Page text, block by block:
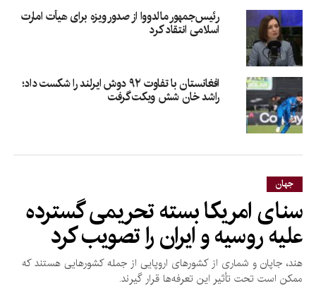
رئیس‌جمهور مالدووا از صدور ویزه برای هیأت امارت
اسلامی انتقاد کرد
افغانستان با تفاوت ۹۲ دوش ایرلند را شکست داد؛
راشد خان شش ویکت گرفت
جهان
سنای امریکا بسته تحریمی گسترده
علیه روسیه و ایران را تصویب کرد
هند، جاپان و شماری از کشورهای اروپایی از جمله کشورهایی هستند که
ممکن است تحت تأثیر این تعرفه‌ها قرار گیرند.